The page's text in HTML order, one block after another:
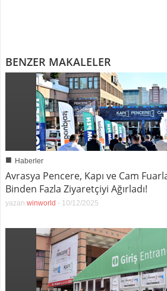
BENZER MAKALELER
■ Haberler
Avrasya Pencere, Kapı ve Cam
Binden Fazla Ziyaretçiyi Ağırladı!
yazan winworld - 10/12/2025